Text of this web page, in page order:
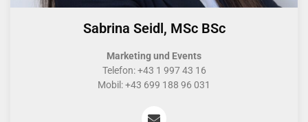
Sabrina Seidl, MSc BSc
Marketing und Events
Telefon: +43 1 997 43 16
Mobil: +43 699 188 96 031